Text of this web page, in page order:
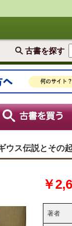
古書を探す
ウス伝説とその
￥
著者